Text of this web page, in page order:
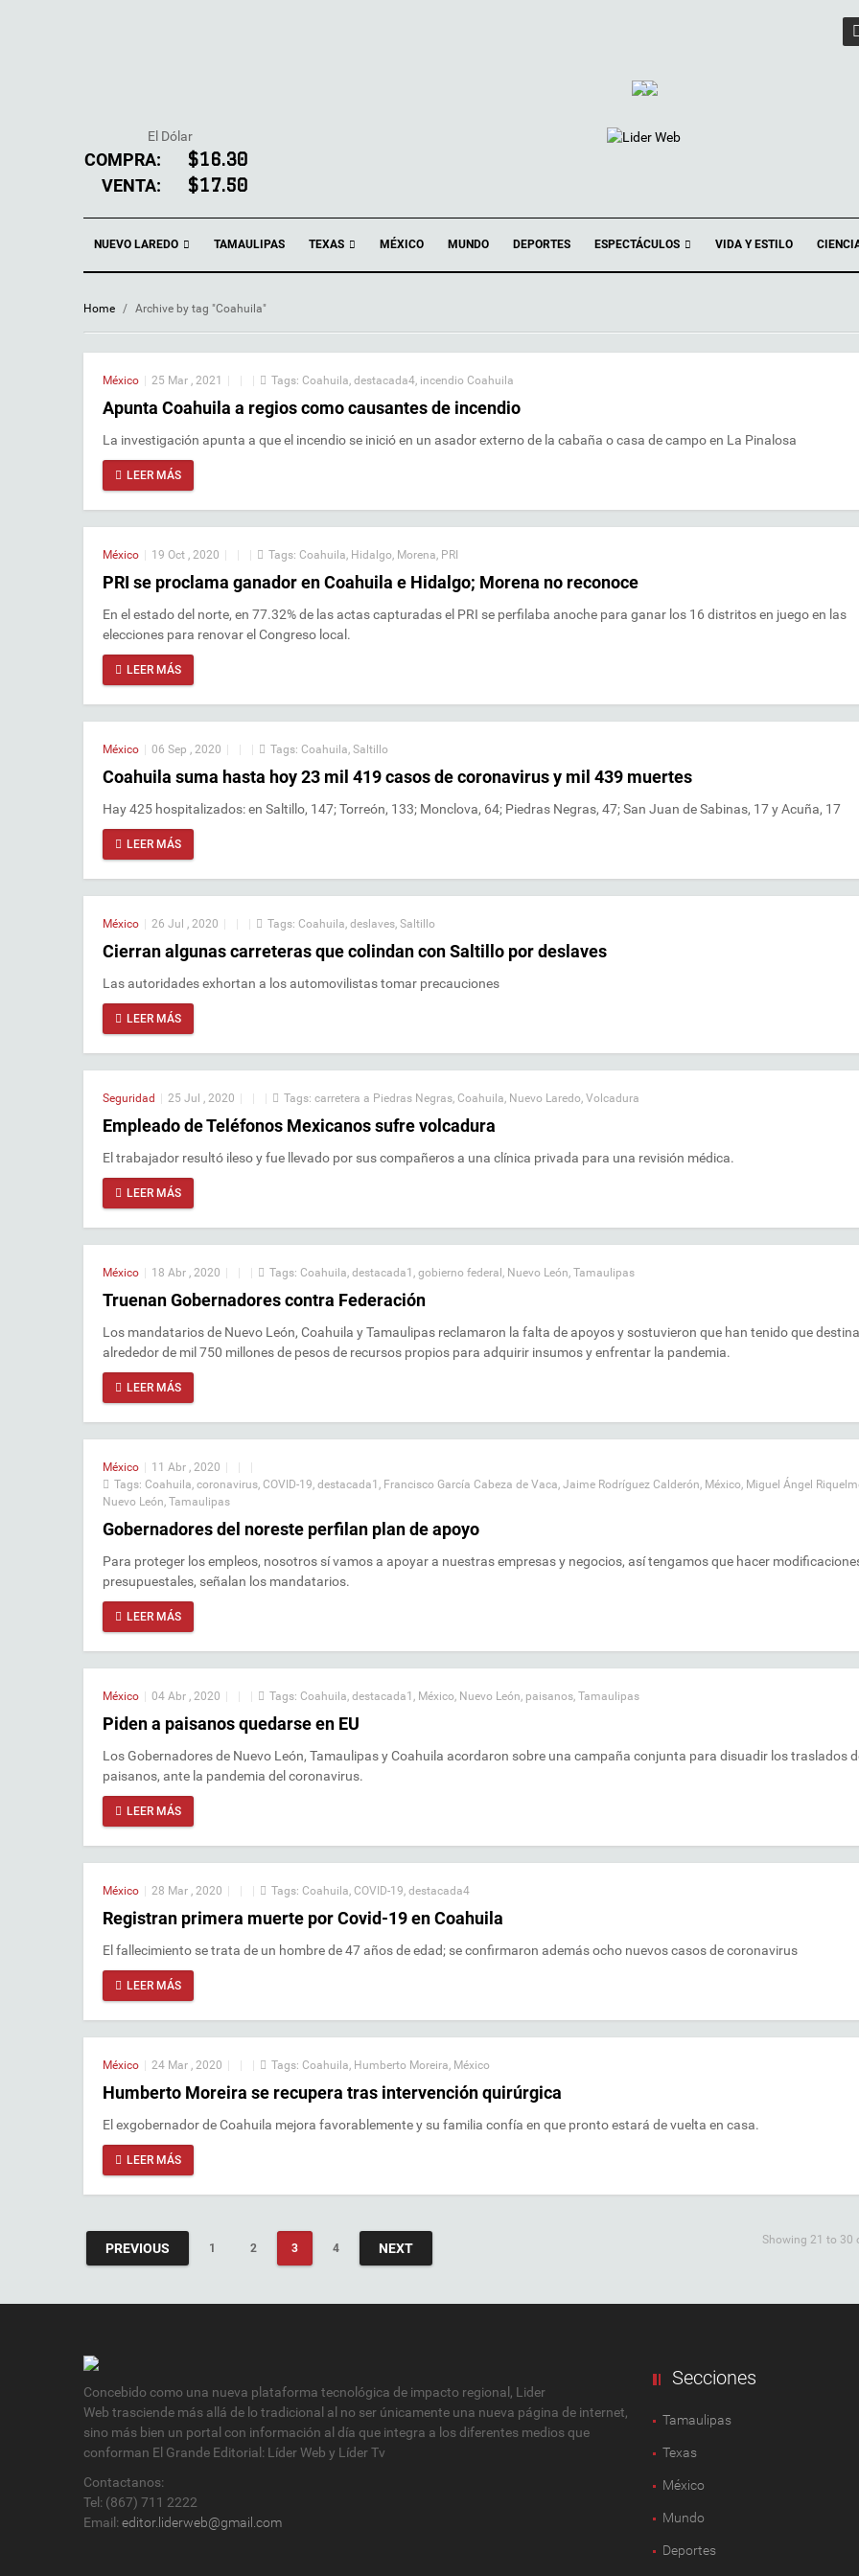
El Dólar
COMPRA: $16.30
VENTA: $17.50
NUEVO LAREDO TAMAULIPAS TEXAS MÉXICO MUNDO DEPORTES ESPECTÁCULOS VIDA Y ESTILO
Home / Archive by tag "Coahuila"
México 25 Mar , 2021 Tags: Coahuila, destacada4, incendio Coahuila
Apunta Coahuila a regios como causantes de incendio
La investigación apunta a que el incendio se inició en un asador externo de la cabaña o casa de campo en La Pinalosa
LEER MÁS
México 19 Oct , 2020 Tags: Coahuila, Hidalgo, Morena, PRI
PRI se proclama ganador en Coahuila e Hidalgo; Morena no reconoce
En el estado del norte, en 77.32% de las actas capturadas el PRI se perfilaba anoche para ganar los 16 distritos en juego en las
elecciones para renovar el Congreso local.
LEER MÁS
México 06 Sep , 2020 Tags: Coahuila, Saltillo
Coahuila suma hasta hoy 23 mil 419 casos de coronavirus y mil 439 muertes
Hay 425 hospitalizados: en Saltillo, 147; Torreón, 133; Monclova, 64; Piedras Negras, 47; San Juan de Sabinas, 17 y Acuña, 17
LEER MÁS
México 26 Jul , 2020 Tags: Coahuila, deslaves, Saltillo
Cierran algunas carreteras que colindan con Saltillo por deslaves
Las autoridades exhortan a los automovilistas tomar precauciones
LEER MÁS
Seguridad 25 Jul , 2020 Tags: carretera a Piedras Negras, Coahuila, Nuevo Laredo, Volcadura
Empleado de Teléfonos Mexicanos sufre volcadura
El trabajador resultó ileso y fue llevado por sus compañeros a una clínica privada para una revisión médica.
LEER MÁS
México 18 Abr , 2020 Tags: Coahuila, destacada1 , gobierno federal , Nuevo León, Tamaulipas
Truenan Gobernadores contra Federación
Los mandatarios de Nuevo León, Coahuila y Tamaulipas reclamaron la falta de apoyos y sostuvieron que han tenido que
alrededor de mil 750 millones de pesos de recursos propios para adquirir insumos y enfrentar la pandemia.
LEER MÁS
México 11 Abr , 2020
Tags: Coahuila, coronavirus, COVID-19, destacada1 , Francisco García Cabeza de Vaca, Jaime Rodríguez Calderón, México, Miguel Ángel
Nuevo León, Tamaulipas
Gobernadores del noreste perfilan plan de apoyo
Para proteger los empleos, nosotros sí vamos a apoyar a nuestras empresas y negocios, así tengamos que hacer
presupuestales, señalan los mandatarios.
LEER MÁS
México 04 Abr , 2020 Tags: Coahuila, destacada1 , México, Nuevo León, paisanos, Tamaulipas
Piden a paisanos quedarse en EU
Los Gobernadores de Nuevo León, Tamaulipas y Coahuila acordaron sobre una campaña conjunta para disuadir los traslados
paisanos, ante la pandemia del coronavirus.
LEER MÁS
México 28 Mar , 2020 Tags: Coahuila, COVID-19, destacada4
Registran primera muerte por Covid-19 en Coahuila
El fallecimiento se trata de un hombre de 47 años de edad; se confirmaron además ocho nuevos casos de coronavirus
LEER MÁS
México 24 Mar , 2020 Tags: Coahuila, Humberto Moreira, México
Humberto Moreira se recupera tras intervención quirúrgica
El exgobernador de Coahuila mejora favorablemente y su familia confía en que pronto estará de vuelta en casa.
LEER MÁS
PREVIOUS 1 2 3 4 NEXT
Showing 21 to 30
Concebido como una nueva plataforma tecnológica de impacto regional, Lider
Web trasciende más allá de lo tradicional al no ser únicamente una nueva página de internet,
sino más bien un portal con información al día que integra a los diferentes medios que
conforman El Grande Editorial: Líder Web y Líder Tv
Contactanos:
Tel: (867) 711 2222
Email: editor.liderweb@gmail.com
Secciones
Tamaulipas
Texas
México
Mundo
Deportes